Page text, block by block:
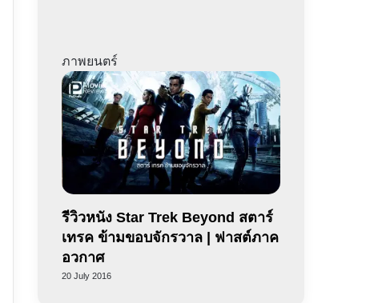
ภาพยนตร์
รีวิวหนัง Star Trek Beyond สตาร์
เทรค ข้ามขอบจักรวาล | ฟาสต์ภาค
อวกาศ
20 July 2016